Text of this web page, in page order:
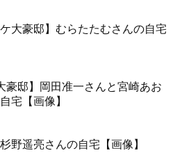
ケ大豪邸】むらたたむさんの自宅
豪邸】岡田准一さんと宮崎あお
宅【画像】
杉野遥亮さんの自宅【画像】